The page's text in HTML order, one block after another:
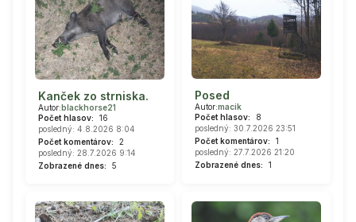
Kanček zo strniska.
Autor:blackhorse21
Počet hlasov:
16
posledný: 4.8.2026 8:04
Počet komentárov:
2
posledný: 28.7.2026 9:14
Zobrazené dnes:
5
Posed
Autor:macik
Počet hlasov:
8
posledný: 30.7.2026 23:51
Počet komentárov:
1
posledný: 27.7.2026 21:20
Zobrazené dnes:
1